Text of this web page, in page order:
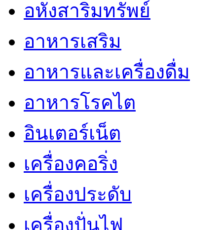
อหังสาริมทรัพย์
อาหารเสริม
อาหารและเครื่องดื่ม
อาหารโรคไต
อินเตอร์เน็ต
เครื่องคอริ่ง
เครื่องประดับ
เครื่องปั่นไฟ